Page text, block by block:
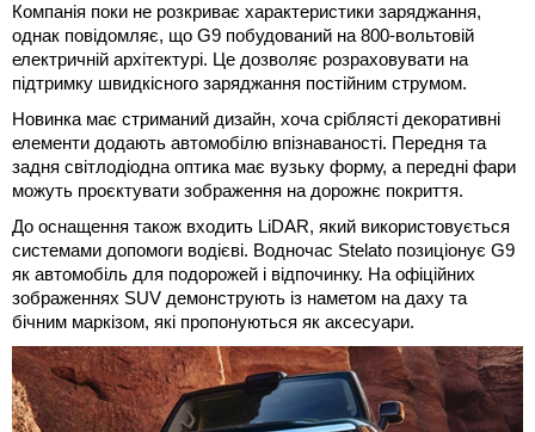
Компанія поки не розкриває характеристики заряджання,
однак повідомляє, що G9 побудований на 800-вольтовій
електричній архітектурі. Це дозволяє розраховувати на
підтримку швидкісного заряджання постійним струмом.
Новинка має стриманий дизайн, хоча сріблясті декоративні
елементи додають автомобілю впізнаваності. Передня та
задня світлодіодна оптика має вузьку форму, а передні фари
можуть проєктувати зображення на дорожнє покриття.
До оснащення також входить LiDAR, який використовується
системами допомоги водієві. Водночас Stelato позиціонує G9
як автомобіль для подорожей і відпочинку. На офіційних
зображеннях SUV демонструють із наметом на даху та
бічним маркізом, які пропонуються як аксесуари.